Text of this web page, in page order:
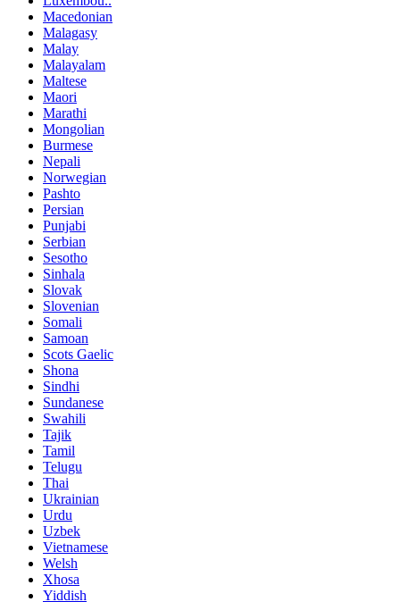
Macedonian
Malagasy
Malay
Malayalam
Maltese
Maori
Marathi
Mongolian
Burmese
Nepali
Norwegian
Pashto
Persian
Punjabi
Serbian
Sesotho
Sinhala
Slovak
Slovenian
Somali
Samoan
Scots Gaelic
Shona
Sindhi
Sundanese
Swahili
Tajik
Tamil
Telugu
Thai
Ukrainian
Urdu
Uzbek
Vietnamese
Welsh
Xhosa
Yiddish